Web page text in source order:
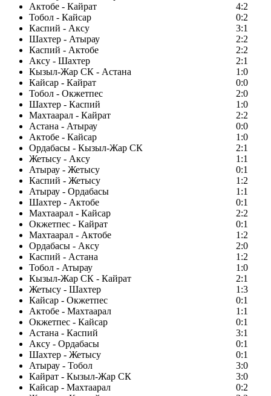
Актобе - Кайрат
4:2
Тобол - Кайсар
0:2
Каспий - Аксу
3:1
Шахтер - Атырау
2:2
Каспий - Актобе
2:2
Аксу - Шахтер
2:1
Кызыл-Жар СК - Астана
1:0
Кайсар - Кайрат
0:0
Тобол - Окжетпес
2:0
Шахтер - Каспий
1:0
Махтаарал - Кайрат
2:2
Астана - Атырау
0:0
Актобе - Кайсар
1:0
Ордабасы - Кызыл-Жар СК
2:1
Жетысу - Аксу
1:1
Атырау - Жетысу
0:1
Каспий - Жетысу
1:2
Атырау - Ордабасы
1:1
Шахтер - Актобе
0:1
Махтаарал - Кайсар
2:2
Окжетпес - Кайрат
0:1
Махтаарал - Актобе
1:2
Ордабасы - Аксу
2:0
Каспий - Астана
1:2
Тобол - Атырау
1:0
Кызыл-Жар СК - Кайрат
2:1
Жетысу - Шахтер
1:3
Кайсар - Окжетпес
0:1
Актобе - Махтаарал
1:1
Окжетпес - Кайсар
0:1
Астана - Каспий
3:1
Аксу - Ордабасы
0:1
Шахтер - Жетысу
0:1
Атырау - Тобол
3:0
Кайрат - Кызыл-Жар СК
3:0
Кайсар - Махтаарал
0:2